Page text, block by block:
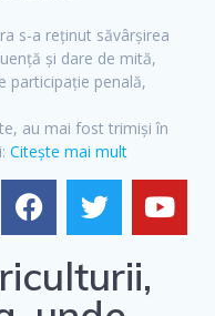
s-a reținut săvârșirea
și dare de mită,
participație penală,
au mai fost trimiși în
Citește mai mult
F
a
c
e
b
o
T
w
i
t
t
e
o
u
t